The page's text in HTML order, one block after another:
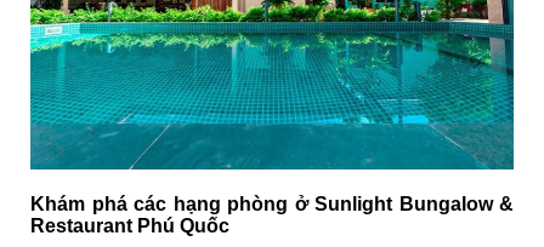
Khám phá các hạng phòng ở Sunlight Bungalow &
Restaurant Phú Quốc